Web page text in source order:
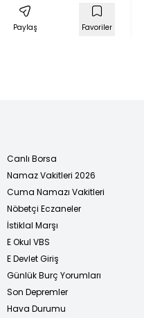
yerleştirdiler
Paylaş Favoriler
Canlı Borsa
Namaz Vakitleri 2026
Cuma Namazı Vakitleri
Nöbetçi Eczaneler
İstiklal Marşı
E Okul VBS
E Devlet Giriş
Günlük Burç Yorumları
Son Depremler
Hava Durumu